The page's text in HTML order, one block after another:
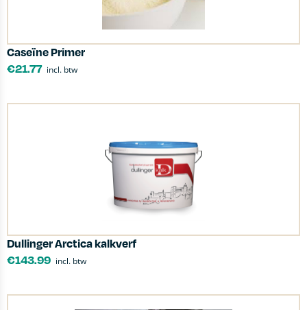
Caseïne Primer
€21.77 incl. btw
Dullinger Arctica kalkverf
€143.99 incl. btw